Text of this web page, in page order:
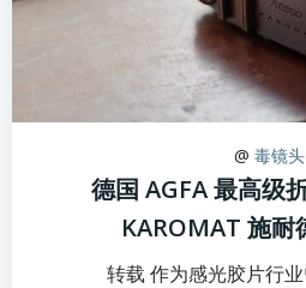
@ 毒镜头
德国 AGFA 最高级
KAROMAT 施耐
转载 作为感光胶片行